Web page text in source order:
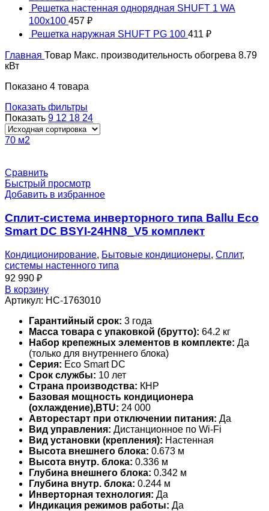
Решетка настенная однорядная SHUFT 1 WA
100x100 457 ₽
Решетка наружная SHUFT PG 100 411 ₽
Главная Товар Макс. производительность обогрева 8.79
кВт
Показано 4 товара
Показать фильтры
Показать 9 12 18 24
70 м2
Сравнить
Быстрый просмотр
Добавить в избранное
Сплит-система инверторного типа Ballu Eco
Smart DC BSYI-24HN8_V5 комплект
Кондиционирование, Бытовые кондиционеры, Сплит,
системы настенного типа
92 990 ₽
В корзину
Артикул: НС-1763010
Гарантийный срок: 3 года
Масса товара с упаковкой (брутто): 64.2 кг
Набор крепежных элементов в комплекте: Да
(только для внутреннего блока)
Серия: Eco Smart DC
Срок службы: 10 лет
Страна производства: КНР
Базовая мощность кондиционера
(охлаждение),BTU: 24 000
Авторестарт при отключении питания: Да
Вид управления: Дистанционное по Wi-Fi
Вид установки (крепления): Настенная
Высота внешнего блока: 0.673 м
Высота внутр. блока: 0.336 м
Глубина внешнего блока: 0.342 м
Глубина внутр. блока: 0.244 м
Инверторная технология: Да
Индикация режимов работы: Да